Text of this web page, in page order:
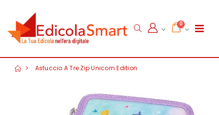
0
Astuccio A Tre Zip Unicorn Edition